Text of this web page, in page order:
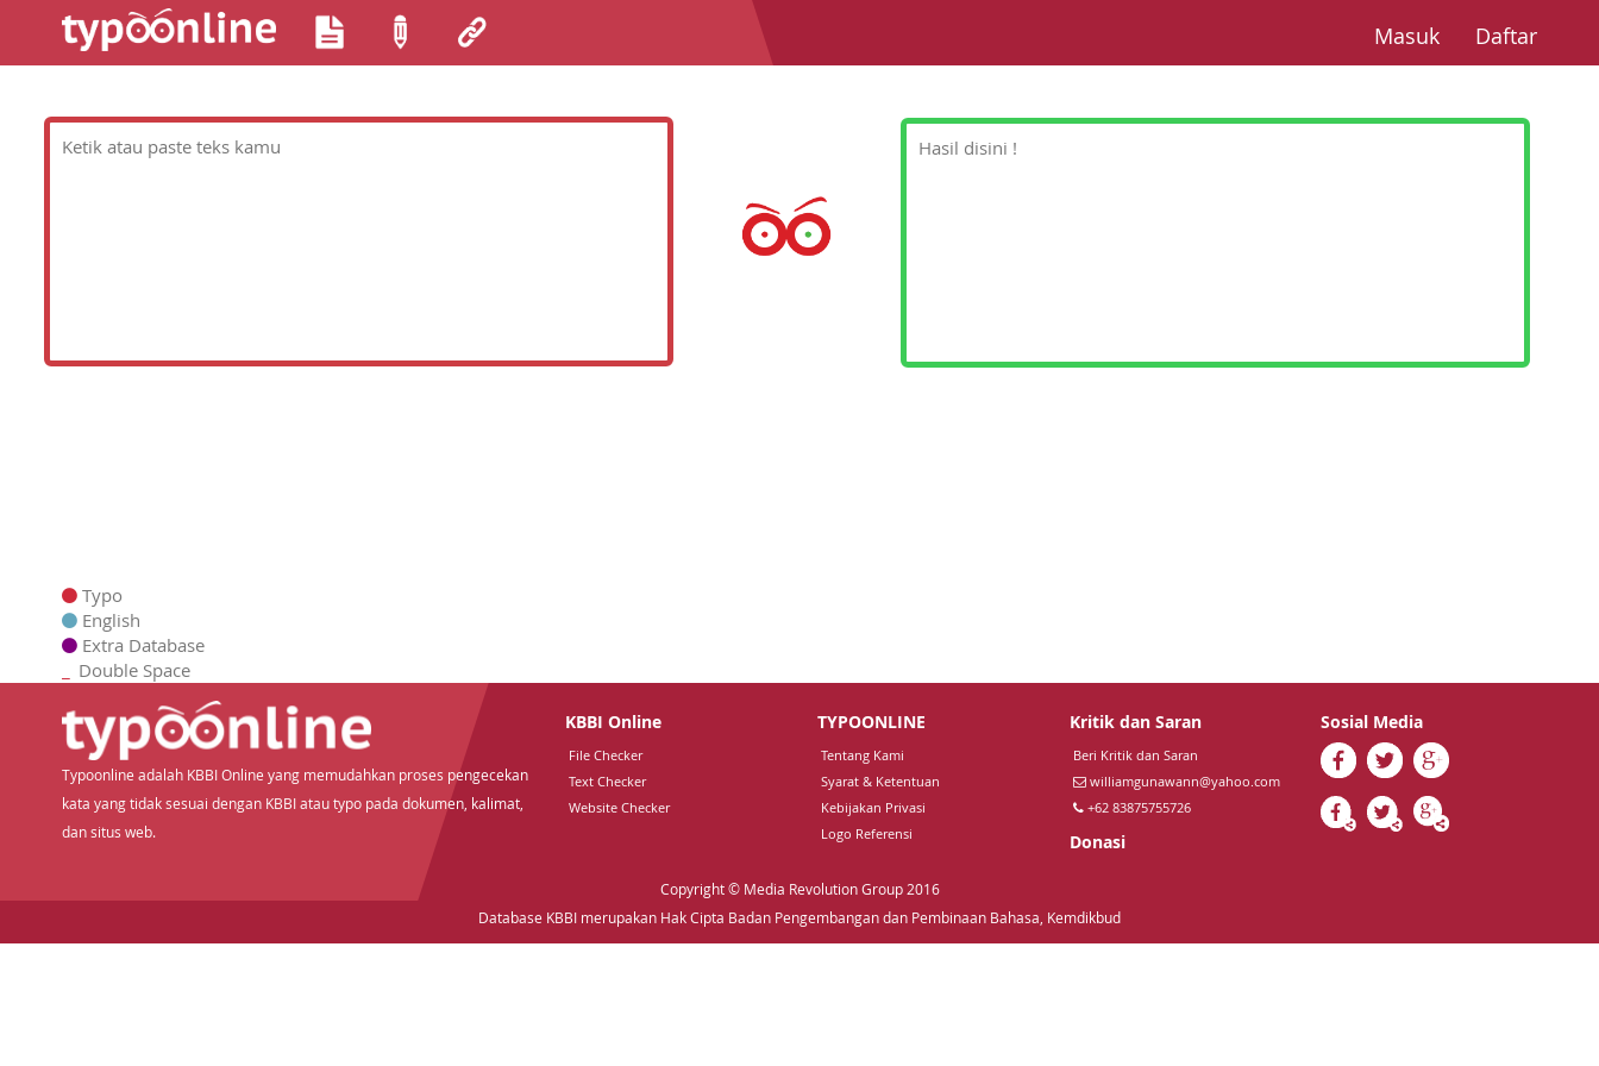
Masuk(current)
Daftar
Hasil disini !
Typo
English
Extra Database
Double Space
Typoonline adalah KBBI Online yang memudahkan proses pengecekan
kata yang tidak sesuai dengan KBBI atau typo pada dokumen, kalimat,
dan situs web.
KBBI Online
File Checker
Text Checker
Website Checker
TYPOONLINE
Tentang Kami
Syarat & Ketentuan
Kebijakan Privasi
Logo Referensi
Kritik dan Saran
Beri Kritik dan Saran
williamgunawann@yahoo.com
+62 83875755726
Donasi
Sosial Media
Copyright © Media Revolution Group 2016
Database KBBI merupakan Hak Cipta Badan Pengembangan dan Pembinaan Bahasa, Kemdikbud